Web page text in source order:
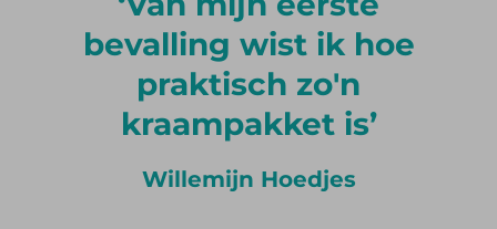
bevalling wist ik hoe
praktisch zo'n
kraampakket is
Willemijn Hoedjes